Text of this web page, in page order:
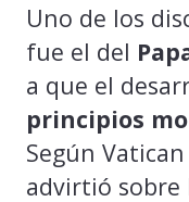
Uno de los
fue el del
a que el
principios
Según
advirtió sobre